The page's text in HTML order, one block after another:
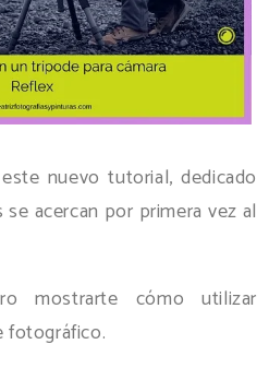
nuevo tutorial, dedicado
acercan por primera vez al
mostrarte cómo utilizar
fotográfico.